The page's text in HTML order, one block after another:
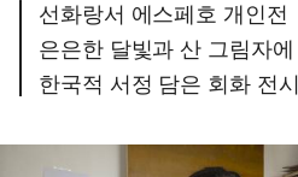
선화랑서 에스페호 개인전
은은한 달빛과 산 그림자에
한국적 서정 담은 회화 전시